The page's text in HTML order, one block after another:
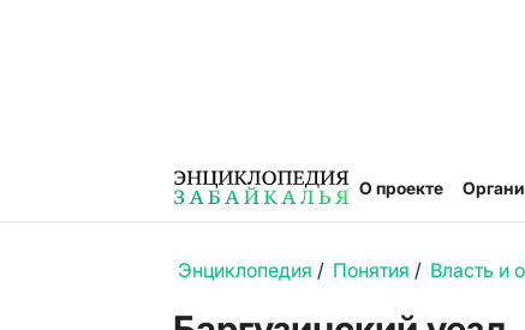
О проекте
Энциклопедия / Понятия / Власть и